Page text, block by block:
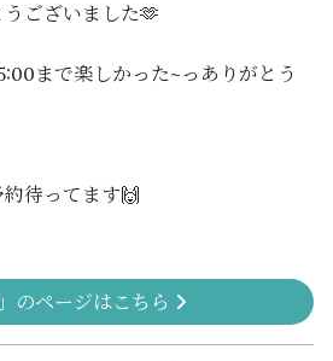
ございました🫶
まで楽しかった~っありがとう
待ってます🙌
のページはこちら